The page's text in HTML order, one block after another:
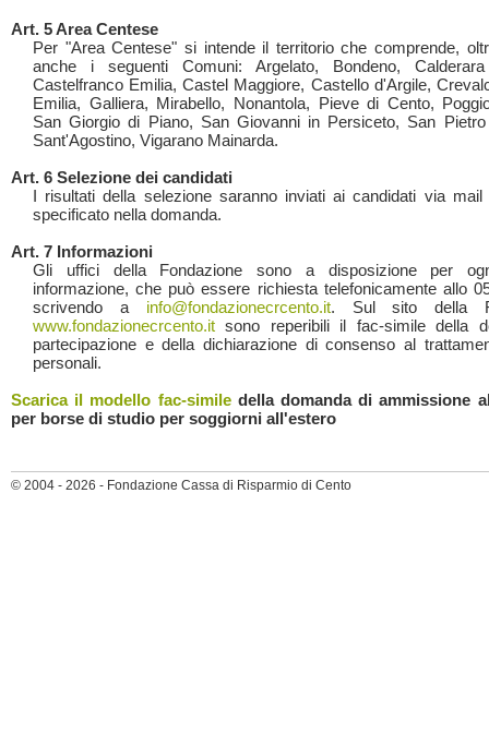
Art. 5 Area Centese
Per "Area Centese" si intende il territorio che comprende,
anche i seguenti Comuni: Argelato, Bondeno,
Castelfranco Emilia, Castel Maggiore, Castello d'Argile,
Emilia, Galliera, Mirabello, Nonantola, Pieve di Cento,
San Giorgio di Piano, San Giovanni in Persiceto, San
Sant'Agostino, Vigarano Mainarda.
Art. 6 Selezione dei candidati
I risultati della selezione saranno inviati ai candidati via mail
specificato nella domanda.
Art. 7 Informazioni
Gli uffici della Fondazione sono a disposizione per
informazione, che può essere richiesta telefonicamente allo
scrivendo a info@fondazionecrcento.it. Sul sito della
www.fondazionecrcento.it sono reperibili il fac-simile della
partecipazione e della dichiarazione di consenso al
personali.
Scarica il modello fac-similedella domanda di ammissione
per borse di studio per soggiorni all'estero
© 2004 - 2026 - Fondazione Cassa di Risparmio di Cento